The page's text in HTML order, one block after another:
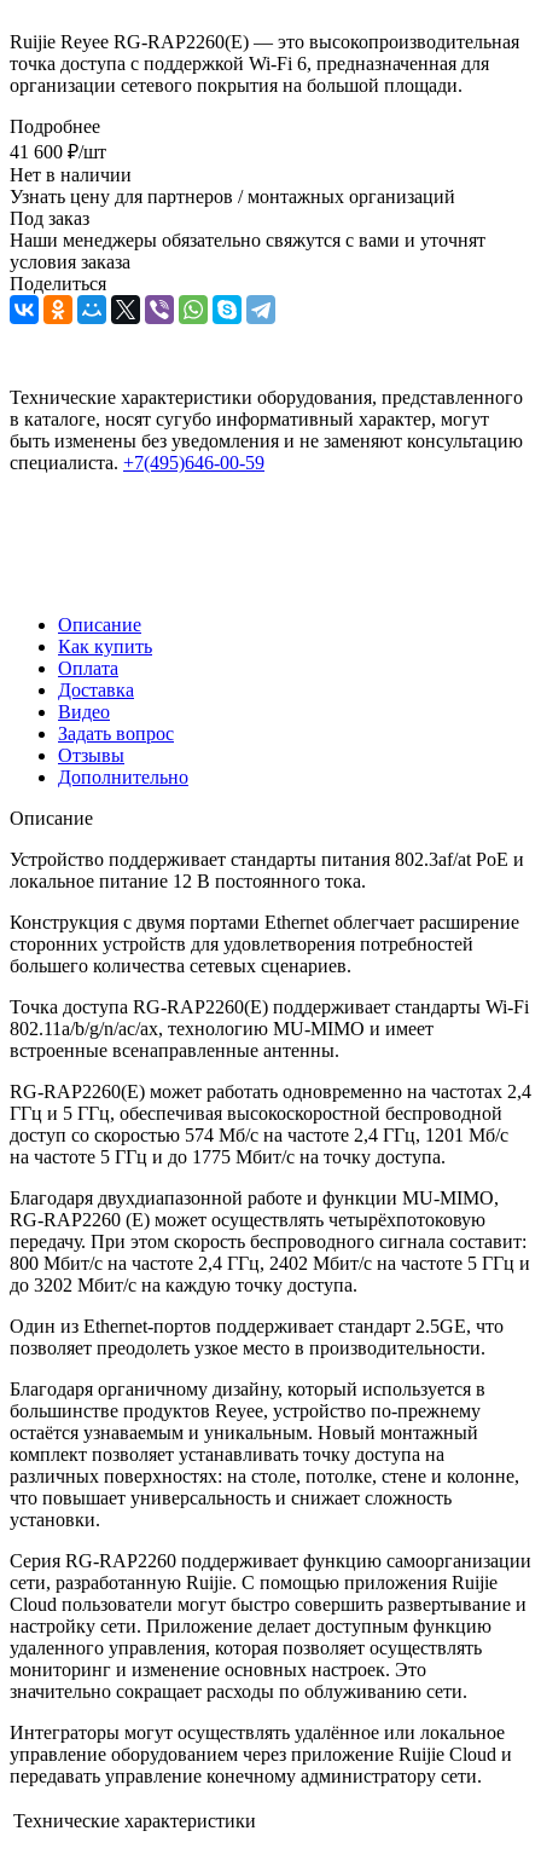
Ruijie Reyee RG-RAP2260(Е) — это высокопроизводительная
точка доступа с поддержкой Wi-Fi 6, предназначенная для
организации сетевого покрытия на большой площади.
Подробнее
41 600 ₽/шт
Нет в наличии
Узнать цену для партнеров / монтажных организаций
Под заказ
Наши менеджеры обязательно свяжутся с вами и уточнят
условия заказа
Поделиться
Технические характеристики оборудования, представленного
в каталоге, носят сугубо информативный характер, могут
быть изменены без уведомления и не заменяют консультацию
специалиста. +7(495)646-00-59
Описание
Как купить
Оплата
Доставка
Видео
Задать вопрос
Отзывы
Дополнительно
Описание
Устройство поддерживает стандарты питания 802.3af/at PoE и
локальное питание 12 В постоянного тока.
Конструкция с двумя портами Ethernet облегчает расширение
сторонних устройств для удовлетворения потребностей
большего количества сетевых сценариев.
Точка доступа RG-RAP2260(E) поддерживает стандарты Wi-Fi
802.11a/b/g/n/ac/ax, технологию MU-MIMO и имеет
встроенные всенаправленные антенны.
RG-RAP2260(E) может работать одновременно на частотах 2,4
ГГц и 5 ГГц, обеспечивая высокоскоростной беспроводной
доступ со скоростью 574 Мб/с на частоте 2,4 ГГц, 1201 Мб/с
на частоте 5 ГГц и до 1775 Мбит/с на точку доступа.
Благодаря двухдиапазонной работе и функции MU-MIMO,
RG-RAP2260 (E) может осуществлять четырёхпотоковую
передачу. При этом скорость беспроводного сигнала составит:
800 Мбит/с на частоте 2,4 ГГц, 2402 Мбит/с на частоте 5 ГГц и
до 3202 Мбит/с на каждую точку доступа.
Один из Ethernet-портов поддерживает стандарт 2.5GE, что
позволяет преодолеть узкое место в производительности.
Благодаря органичному дизайну, который используется в
большинстве продуктов Reyee, устройство по-прежнему
остаётся узнаваемым и уникальным. Новый монтажный
комплект позволяет устанавливать точку доступа на
различных поверхностях: на столе, потолке, стене и колонне,
что повышает универсальность и снижает сложность
установки.
Серия RG-RAP2260 поддерживает функцию самоорганизации
сети, разработанную Ruijie. С помощью приложения Ruijie
Cloud пользователи могут быстро совершить развертывание и
настройку сети. Приложение делает доступным функцию
удаленного управления, которая позволяет осуществлять
мониторинг и изменение основных настроек. Это
значительно сокращает расходы по облуживанию сети.
Интеграторы могут осуществлять удалённое или локальное
управление оборудованием через приложение Ruijie Cloud и
передавать управление конечному администратору сети.
Технические характеристики